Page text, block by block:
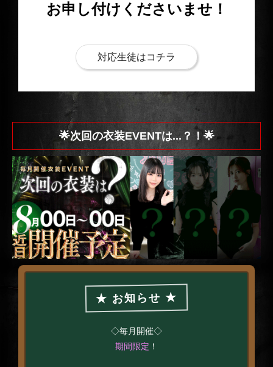
お申し付けくださいませ！
対応生徒はコチラ
🌟次回の衣装EVENTは...？！🌟
★ お知らせ ★
◇毎月開催◇
期間限定 ！